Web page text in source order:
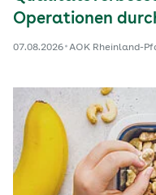
Operationen
07.08.2026 AOK Rheinland-